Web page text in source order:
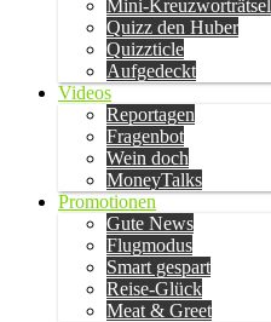
Mini-Kreuzworträtsel
Quizz den Huber
Quizzticle
Aufgedeckt
Videos
Reportagen
Fragenbot
Wein doch
MoneyTalks
Promotionen
Gute News
Flugmodus
Smart gespart
Reise-Glück
Meat & Greet